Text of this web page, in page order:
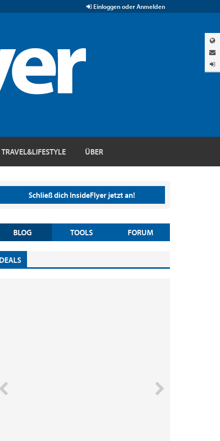
Einloggen oder Anmelden
TRAVEL&LIFESTYLE ÜBER
Schließ dich InsideFlyer jetzt an!
BLOG TOOLS FORUM
DEALS